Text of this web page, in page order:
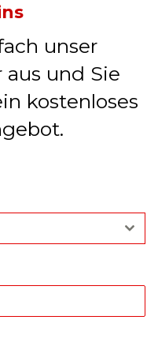
unser
und Sie
kostenloses